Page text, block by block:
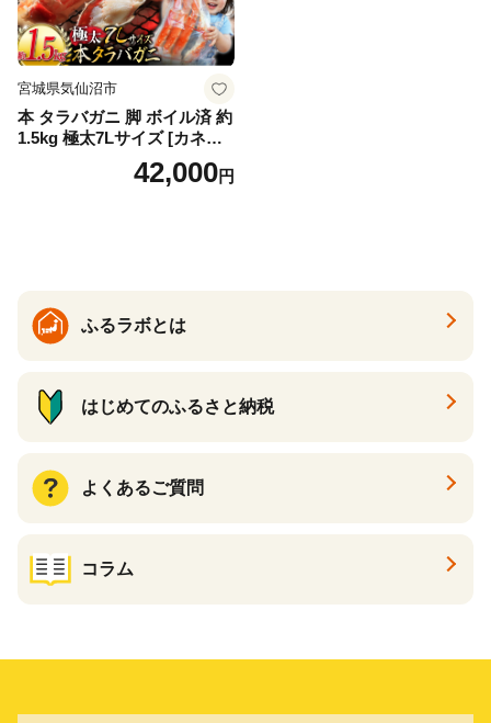
宮城県気仙沼市
本 タラバガニ 脚 ボイル済 約
1.5kg 極太7Lサイズ [カネダ
イ 宮城県 気仙沼市 2056432
6] カニ かに 蟹 たらばがに た
42,000円
ふるラボとは
はじめてのふるさと納税
よくあるご質問
コラム